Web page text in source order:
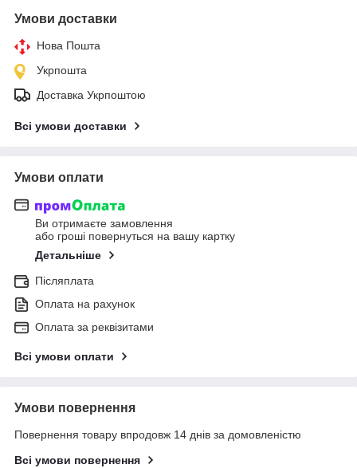
Умови доставки
Нова Пошта
Укрпошта
Доставка Укрпоштою
Всі умови доставки
Умови оплати
Ви отримаєте замовлення
або гроші повернуться на вашу картку
Детальніше
Післяплата
Оплата на рахунок
Оплата за реквізитами
Всі умови оплати
Умови повернення
Повернення товару впродовж 14 днів за домовленістю
Всі умови повернення